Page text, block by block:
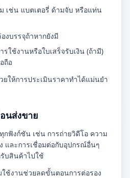
เช่น แบตเตอรี่ ด้ามจับ หรือแท่น
งบรรจุถ้าหากยังมี
ใช้งานหรือใบเสร็จรับเงิน (ถ้ามี)
ถือ
ยให้การประเมินราคาทำได้แม่นยำ
นส่งขาย
กฟังก์ชัน เช่น การถ่ายวิดีโอ ความ
และการเชื่อมต่อกับอุปกรณ์อื่นๆ
บสินค้าไปใช้
ช้งานช่วยลดขั้นตอนการต่อรอง